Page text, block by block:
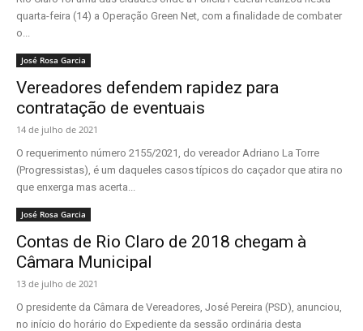
quarta-feira (14) a Operação Green Net, com a finalidade de combater
o...
José Rosa Garcia
Vereadores defendem rapidez para
contratação de eventuais
14 de julho de 2021
O requerimento número 2155/2021, do vereador Adriano La Torre
(Progressistas), é um daqueles casos típicos do caçador que atira no
que enxerga mas acerta...
José Rosa Garcia
Contas de Rio Claro de 2018 chegam à
Câmara Municipal
13 de julho de 2021
O presidente da Câmara de Vereadores, José Pereira (PSD), anunciou,
no início do horário do Expediente da sessão ordinária desta